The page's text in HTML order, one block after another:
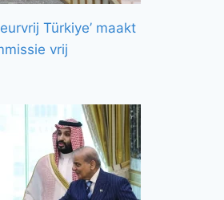
Türkiye’ maakt
vrij